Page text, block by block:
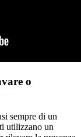
o
sempre di un
utilizzano un